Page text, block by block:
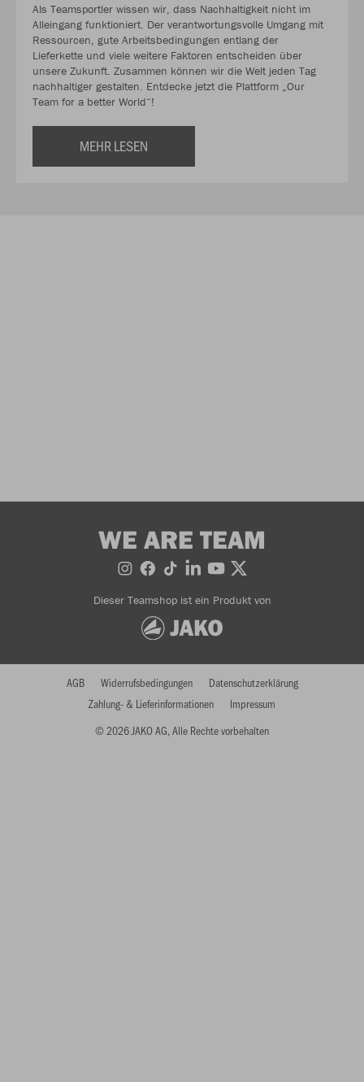
Als Teamsportler wissen wir, dass Nachhaltigkeit nicht im
Alleingang funktioniert. Der verantwortungsvolle Umgang mit
Ressourcen, gute Arbeitsbedingungen entlang der
Lieferkette und viele weitere Faktoren entscheiden über
unsere Zukunft. Zusammen können wir die Welt jeden Tag
nachhaltiger gestalten. Entdecke jetzt die Plattform „Our
Team for a better World“!
MEHR LESEN
WE ARE TEAM
Dieser Teamshop ist ein Produkt von
© 2026 JAKO AG, Alle Rechte vorbehalten
AGB Widerrufsbedingungen
Datenschutzerklärung
Zahlung- & Lieferinformationen
Impressum